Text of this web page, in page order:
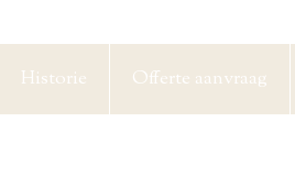
Historie Offerte aanvraag